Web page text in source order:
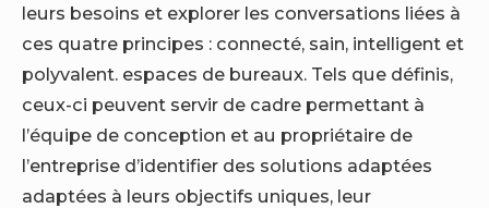
leurs besoins et explorer les conversations liées à
ces quatre principes : connecté, sain, intelligent et
polyvalent. espaces de bureaux. Tels que définis,
ceux-ci peuvent servir de cadre permettant à
l’équipe de conception et au propriétaire de
l’entreprise d’identifier des solutions adaptées
adaptées à leurs objectifs uniques, leur